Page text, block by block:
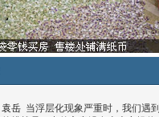
袁岳 当浮层化现象严重时，我们遇到